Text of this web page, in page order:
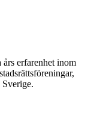
erfarenhet inom